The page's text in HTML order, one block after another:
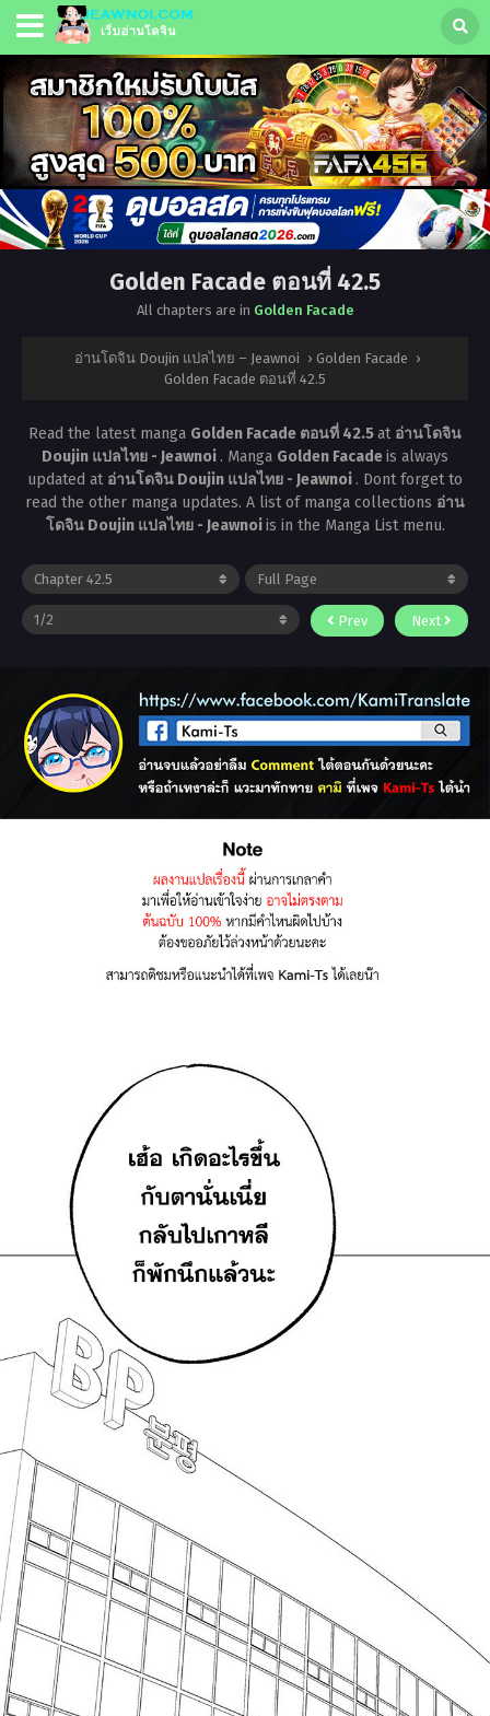
Golden Facade ตอนที่ 42.5
All chapters are in Golden Facade
อ่านโดจิน Doujin แปลไทย – Jeawnoi › Golden Facade ›
Golden Facade ตอนที่ 42.5
Read the latest manga Golden Facade ตอนที่ 42.5at อ่านโดจิน
Doujin แปลไทย - Jeawnoi . Manga Golden Facadeis always
updated at อ่านโดจิน Doujin แปลไทย - Jeawnoi . Dont forget to
read the other manga updates. A list of manga collections อ่าน
โดจิน Doujin แปลไทย - Jeawnoiis in the Manga List menu.
Prev Next